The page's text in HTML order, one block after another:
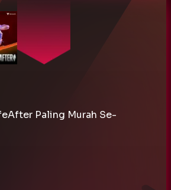
Paling Murah Se-